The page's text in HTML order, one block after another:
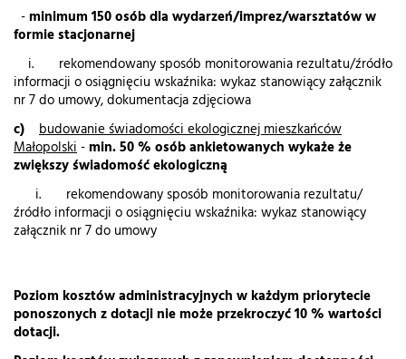
-minimum 150 osób dla wydarzeń/imprez/warsztatów w
formie stacjonarnej
i. rekomendowany sposób monitorowania rezultatu/źródło
informacji o osiągnięciu wskaźnika: wykaz stanowiący załącznik
nr 7 do umowy, dokumentacja zdjęciowa
c)
budowanie świadomości ekologicznej mieszkańców
Małopolski-min. 50 % osób ankietowanych wykaże że
zwiększy świadomość ekologiczną
i. rekomendowany sposób monitorowania rezultatu/
źródło informacji o osiągnięciu wskaźnika: wykaz stanowiący
załącznik nr 7 do umowy
Poziom kosztów administracyjnych w każdym priorytecie
ponoszonych z dotacji nie może przekroczyć 10 % wartości
dotacji.